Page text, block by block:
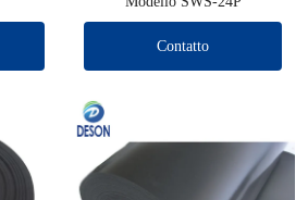
Contatto